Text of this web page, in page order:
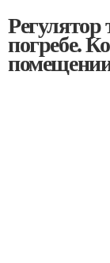
Регулятор
погребе.